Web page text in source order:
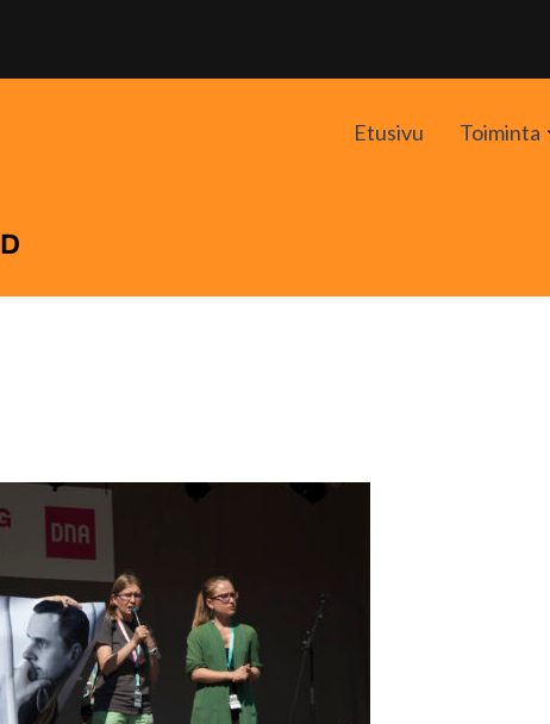
Etusivu Toiminta